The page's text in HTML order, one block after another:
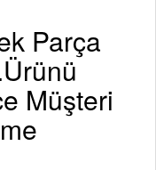
Parça
Müşteri